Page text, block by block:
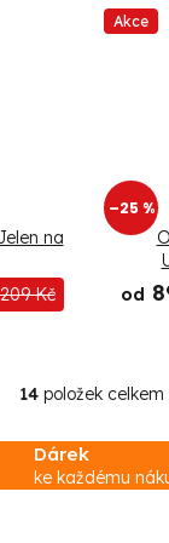
na
Kč
Akce
–25 %
od
O
v
l
14 položek celkem
Dárek
ke každému